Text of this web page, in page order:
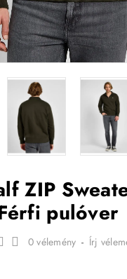
ZIP
pulóver
0 vélemény - Írj